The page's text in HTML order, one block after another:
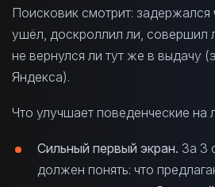
Поисковик смотрит: задержался
ушёл, доскроллил ли, совершил
не вернулся ли тут же в выдачу
Яндекса).
Что улучшает поведенческие на
Сильный первый экран. За 3
должен понять: что